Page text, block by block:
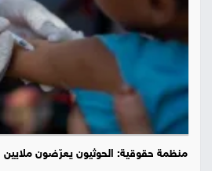
منظمة حقوقية: الحوثيون يعرّضون ملايين